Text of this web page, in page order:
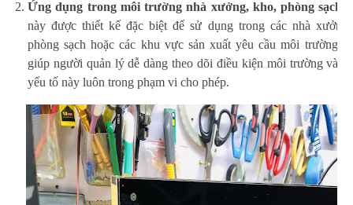
Ứng dụng trong môi trường nhà xưởng, kho, phòng sạch
này được thiết kế đặc biệt để sử dụng trong các nhà
phòng sạch hoặc các khu vực sản xuất yêu cầu môi trường
giúp người quản lý dễ dàng theo dõi điều kiện môi trường và
yếu tố này luôn trong phạm vi cho phép.